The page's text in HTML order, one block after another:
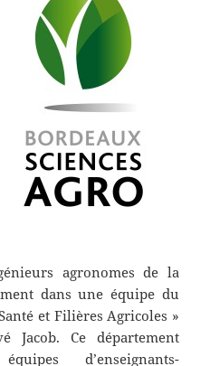
agronomes de la
dans une équipe du
et Filières Agricoles »
Jacob. Ce département
d’enseignants-